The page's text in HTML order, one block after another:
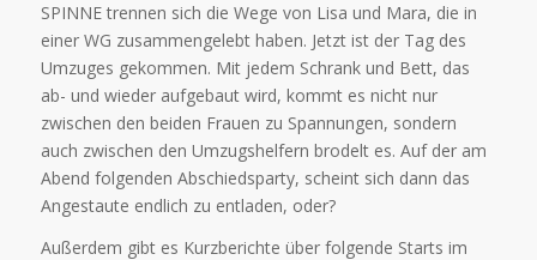
SPINNE trennen sich die Wege von Lisa und Mara, die in
einer WG zusammengelebt haben. Jetzt ist der Tag des
Umzuges gekommen. Mit jedem Schrank und Bett, das
ab- und wieder aufgebaut wird, kommt es nicht nur
zwischen den beiden Frauen zu Spannungen, sondern
auch zwischen den Umzugshelfern brodelt es. Auf der am
Abend folgenden Abschiedsparty, scheint sich dann das
Angestaute endlich zu entladen, oder?
Außerdem gibt es Kurzberichte über folgende Starts im